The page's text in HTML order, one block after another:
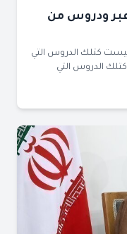
عبر ودروس من
كتلك الدروس التي
كتلك الدروس التي